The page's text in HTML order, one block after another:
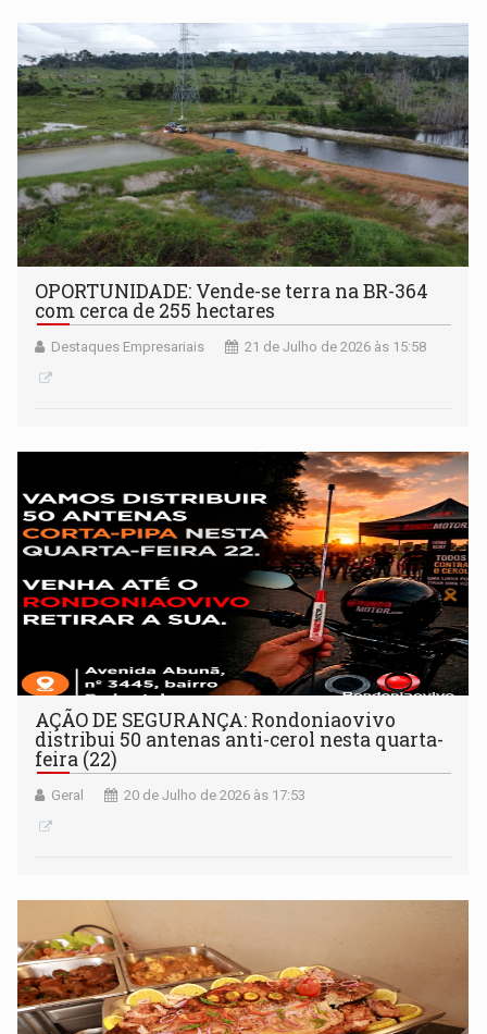
OPORTUNIDADE: Vende-se terra na BR-364
com cerca de 255 hectares
Destaques Empresariais 21 de Julho de 2026 às 15:58
AÇÃO DE SEGURANÇA: Rondoniaovivo
distribui 50 antenas anti-cerol nesta quarta-
feira (22)
Geral 20 de Julho de 2026 às 17:53